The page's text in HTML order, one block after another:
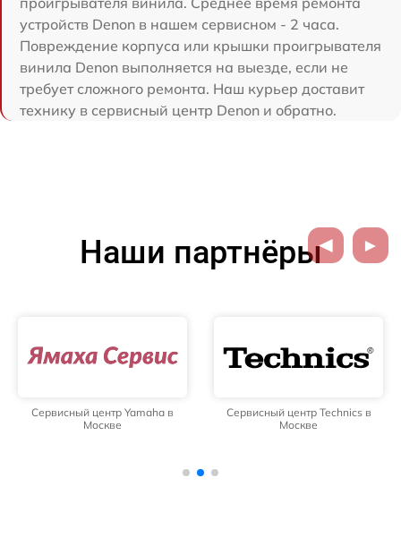
устройств Denon в нашем сервисном - 2 часа.
Повреждение корпуса или крышки проигрывателя
винила Denon выполняется на выезде, если не
требует сложного ремонта. Наш курьер доставит
технику в сервисный центр Denon и обратно.
Наши партнёры
Сервисный центр Yamaha в
Москве
Сервисный центр Technics в
Москве